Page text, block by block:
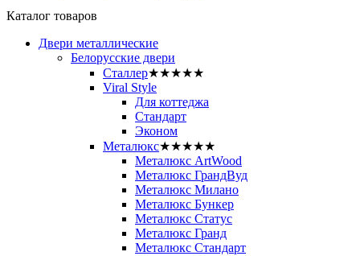
Каталог товаров
Двери металлические
Белорусские двери
Сталлер★★★★★
Viral Style
Для коттеджа
Стандарт
Эконом
Металюкс★★★★★
Металюкс ArtWood
Металюкс ГрандВуд
Металюкс Милано
Металюкс Бункер
Металюкс Статус
Металюкс Гранд
Металюкс Стандарт